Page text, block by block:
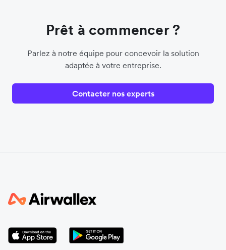
Prêt à commencer ?
Parlez à notre équipe pour concevoir la solution
adaptée à votre entreprise.
Contacter nos experts